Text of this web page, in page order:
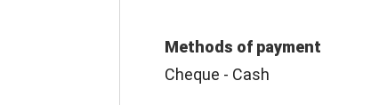
Methods of payment
Cheque - Cash